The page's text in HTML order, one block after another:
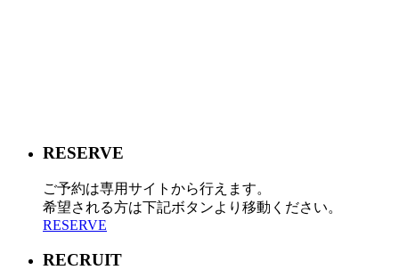
RESERVE
ご予約は専用サイトから行えます。
希望される方は下記ボタンより移動ください。
RESERVE
RECRUIT